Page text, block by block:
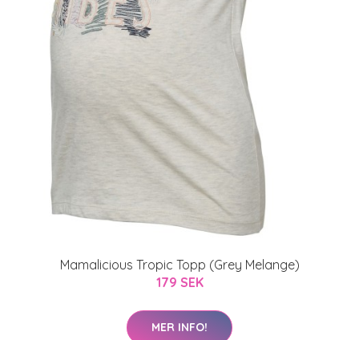
Mamalicious Tropic Topp (Grey Melange)
179 SEK
MER INFO!